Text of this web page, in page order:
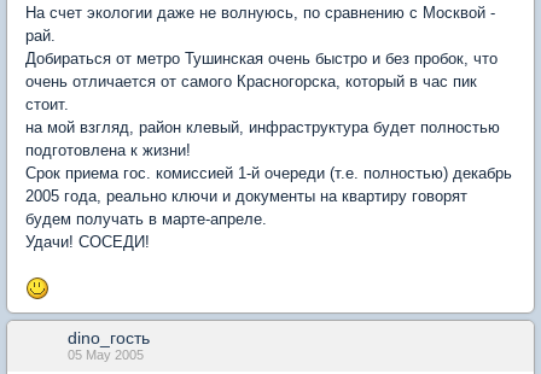
На счет экологии даже не волнуюсь, по сравнению с Москвой -
рай.
Добираться от метро Тушинская очень быстро и без пробок, что
очень отличается от самого Красногорска, который в час пик
стоит.
на мой взгляд, район клевый, инфраструктура будет полностью
подготовлена к жизни!
Срок приема гос. комиссией 1-й очереди (т.е. полностью) декабрь
2005 года, реально ключи и документы на квартиру говорят
будем получать в марте-апреле.
Удачи! СОСЕДИ!
dino_гость
05 May 2005